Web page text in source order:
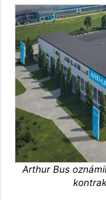
Arthur Bus